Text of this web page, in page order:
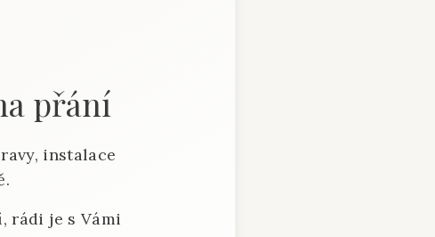
přání
instalace
rádi je s Vámi